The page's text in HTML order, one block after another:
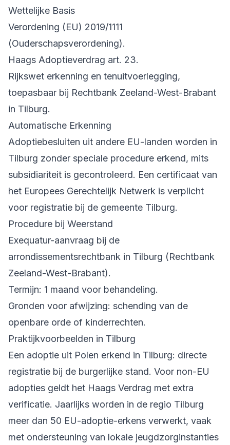
Wettelijke Basis
Verordening (EU) 2019/1111
(Ouderschapsverordening).
Haags Adoptieverdrag art. 23.
Rijkswet erkenning en tenuitvoerlegging,
toepasbaar bij Rechtbank Zeeland-West-Brabant
in Tilburg.
Automatische Erkenning
Adoptiebesluiten uit andere EU-landen worden in
Tilburg zonder speciale procedure erkend, mits
subsidiariteit is gecontroleerd. Een certificaat van
het Europees Gerechtelijk Netwerk is verplicht
voor registratie bij de gemeente Tilburg.
Procedure bij Weerstand
Exequatur-aanvraag bij de
arrondissementsrechtbank in Tilburg (Rechtbank
Zeeland-West-Brabant).
Termijn: 1 maand voor behandeling.
Gronden voor afwijzing: schending van de
openbare orde of kinderrechten.
Praktijkvoorbeelden in Tilburg
Een adoptie uit Polen erkend in Tilburg: directe
registratie bij de burgerlijke stand. Voor non-EU
adopties geldt het Haags Verdrag met extra
verificatie. Jaarlijks worden in de regio Tilburg
meer dan 50 EU-adoptie-erkens verwerkt, vaak
met ondersteuning van lokale jeugdzorginstanties